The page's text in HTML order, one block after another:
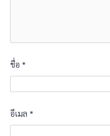
ชื่อ *
อีเมล *